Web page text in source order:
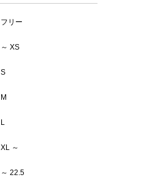
フリー
～ XS
S
M
L
XL ～
～ 22.5